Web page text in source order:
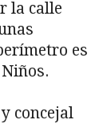
la calle
es
concejal